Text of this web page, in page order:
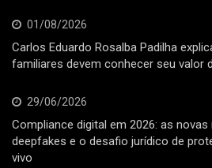
01/08/2026
Carlos Eduardo Rosalba Padilha
familiares devem conhecer seu valor
29/06/2026
Compliance digital em 2026: as
deepfakes e o desafio jurídico de
vivo